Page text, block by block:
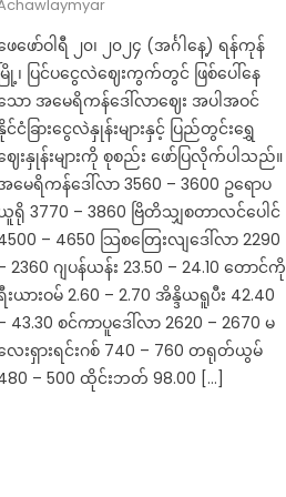
ေဖော်ဝါရီ ၂၀၊ ၂၀၂၄ (အင်္ဂါနေ့) ရန်ကုန်
မြို့၊ ပြင်ပငွေလဲဈေးကွက်တွင် ဖြစ်ပေါ်နေ
ော အမေရိကန်ဒေါ်လာဈေး အပါအဝင်
င်ငံခြားငွေလဲနှုန်းများနှင့် ပြည်တွင်းရွှေ
ေးနှုန်းများကို စုစည်း ဖော်ပြလိုက်ပါသည်။
မေရိကန်ဒေါ်လာ 3560 – 3600 ဥရောပ
ရို 3770 – 3860 ဗြိတိသျှစတာလင်ပေါင်
– 4650 သြစတြေးလျဒေါ်လာ 2290
2360 ဂျပန်ယန်း 23.50 – 24.10 တောင်ကို
းယားဝမ် 2.60 – 2.70 အိန္ဒိယရူပီး 42.40
43.30 စင်ကာပူဒေါ်လာ 2620 – 2670 မ
ေးရှားရင်းဂစ် 740 – 760 တရုတ်ယွမ်
– 500 ထိုင်းဘတ် 98.00 […]